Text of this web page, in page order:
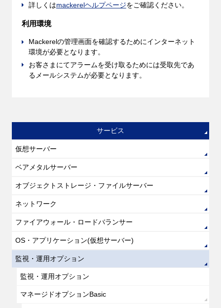
詳しくはmackerelヘルプページをご確認ください。
利用環境
Mackerelの管理画面を確認するためにインターネット
環境が必要となります。
お客さまにてアラームを受け取るためには受取先であ
るメールシステムが必要となります。
サービス
仮想サーバー
ベアメタルサーバー
オブジェクトストレージ・ファイルサーバー
ネットワーク
ファイアウォール・ロードバランサー
OS・アプリケーション(仮想サーバー)
監視・運用オプション
監視・運用オプション
マネージドオプションBasic